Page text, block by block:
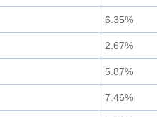
6.35%
2.67%
5.87%
7.46%